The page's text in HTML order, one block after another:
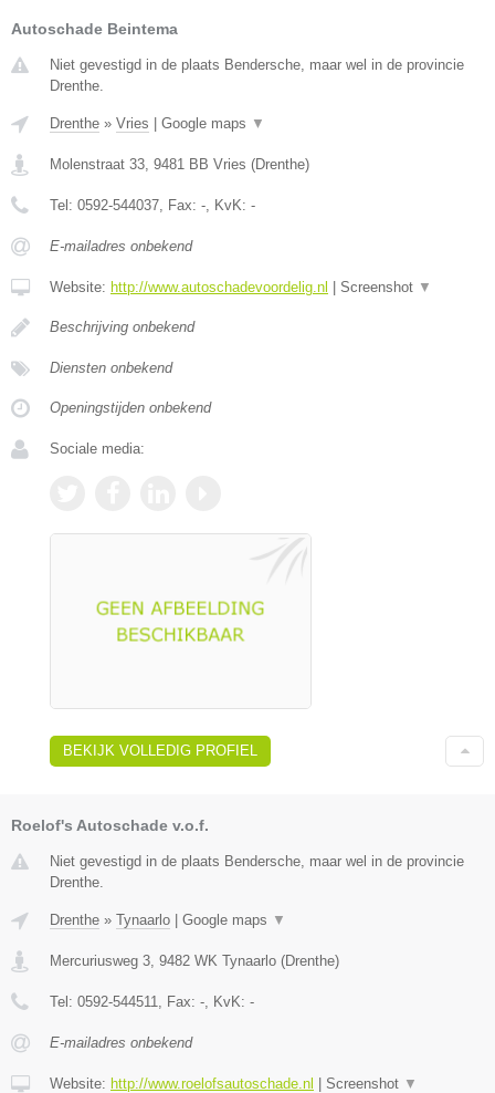
Autoschade Beintema
Niet gevestigd in de plaats Bendersche, maar wel in de provincie
Drenthe.
Drenthe » Vries Google maps ▼
Molenstraat 33, 9481 BB Vries (Drenthe)
Tel: 0592-544037, Fax: -, KvK: -
E-mailadres onbekend
Website: http://www.autoschadevoordelig.nl Screenshot ▼
Beschrijving onbekend
Diensten onbekend
Openingstijden onbekend
Sociale media:
BEKIJK VOLLEDIG PROFIEL
Roelof's Autoschade v.o.f.
Niet gevestigd in de plaats Bendersche, maar wel in de provincie
Drenthe.
Drenthe » Tynaarlo Google maps ▼
Mercuriusweg 3 9482 WK Tynaarlo (Drenthe)
Tel: 0592-544511 , Fax: - , KvK: -
E-mailadres onbekend
Website: http://www.roelofsautoschade.nl Screenshot ▼